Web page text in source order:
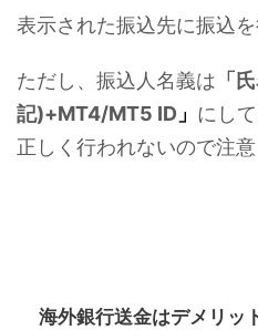
表示された振込先に振込
ただし、振込人名義は 「
記)+MT4/MT5 ID 」 にし
正しく行われないので注意
海外銀行送金はデメリッ